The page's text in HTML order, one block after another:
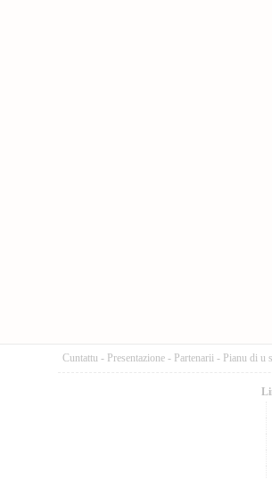
Cuntattu - Presentazione - Partenarii - Pianu di u